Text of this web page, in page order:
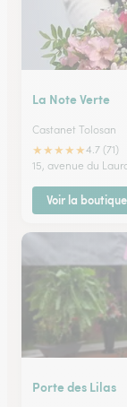
La Note Verte
Castanet Tolosan
★★★★★4.7 (71)
15, avenue du
Voir la boutique
Porte des Lilas